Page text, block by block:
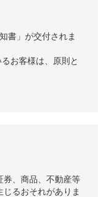
書」が交付されま
お客様は、原則と
券、商品、不動産等
るおそれがありま